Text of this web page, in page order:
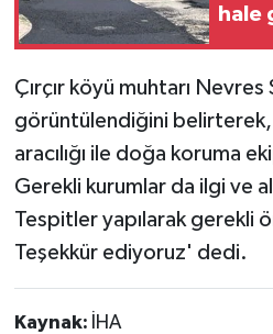
hale
Çırçır köyü muhtarı Nevres
görüntülendiğini belirterek,
aracılığı ile doğa koruma
Gerekli kurumlar da ilgi ve
Tespitler yapılarak gerekli
Teşekkür ediyoruz' dedi.
Kaynak: İHA